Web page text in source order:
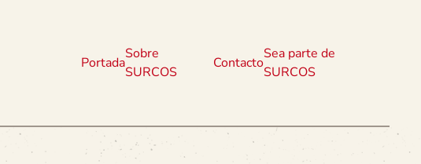
Portada
Sobre
SURCOS
Contacto
Sea parte de
SURCOS